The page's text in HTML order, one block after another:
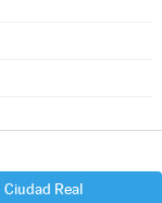
Ciudad Real